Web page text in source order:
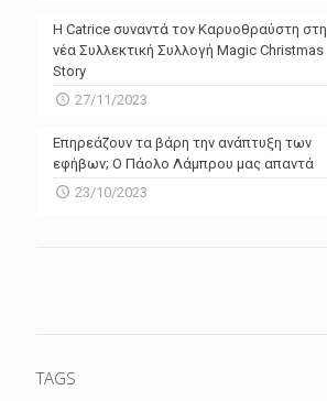
Η Catrice συναντά τον Καρυοθραύστη στη
νέα Συλλεκτική Συλλογή Magic Christmas
Story
27/11/2023
Επηρεάζουν τα βάρη την ανάπτυξη των
εφήβων; Ο Πάολο Λάμπρου μας απαντά
23/10/2023
TAGS